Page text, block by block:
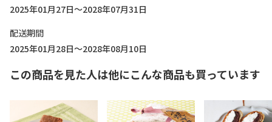
2025年01月27日～2028年07月31日
配送期間
2025年01月28日～2028年08月10日
この商品を見た人は他にこんな商品も買っています